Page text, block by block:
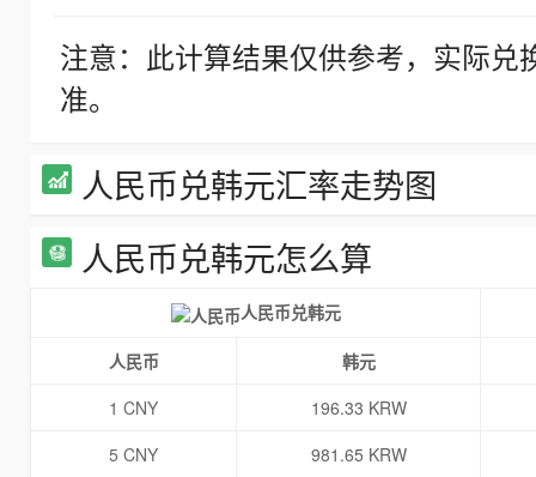
注意：此计算结果仅供参考，实际
准。
人民币兑韩元汇率走势图
人民币兑韩元怎么算
人民币兑韩元
人民币
韩元
1 CNY
196.33 KRW
5 CNY
981.65 KRW